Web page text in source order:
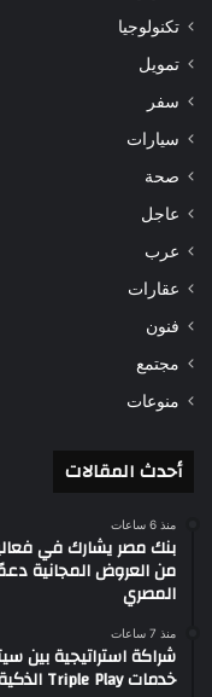
تكنولوجيا
تمويل
سفر
سيارات
صحة
عاجل
عرب
عقارات
فنون
مجتمع
منوعات
أحدث المقالات
منذ 6 ساعات
بنك مصر يشارك في
من العروض المجانية
المصري
منذ 7 ساعات
شراكة استراتيجية بين
خدمات Triple Play الذكية بمشروع داون تاون بالعلمين الجديدة